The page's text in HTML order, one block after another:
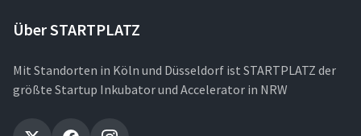
Über STARTPLATZ
Mit Standorten in Köln und Düsseldorf ist STARTPLATZ der
größte Startup Inkubator und Accelerator in NRW